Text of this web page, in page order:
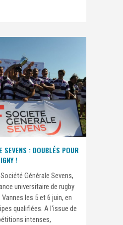
SEVENS : DOUBLÉS POUR
!
Générale Sevens,
universitaire de rugby
les 5 et 6 juin, en
qualifiées. A l'issue de
intenses,